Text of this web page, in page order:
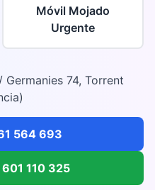
Móvil Mojado
Urgente
74, Torrent
564 693
110 325